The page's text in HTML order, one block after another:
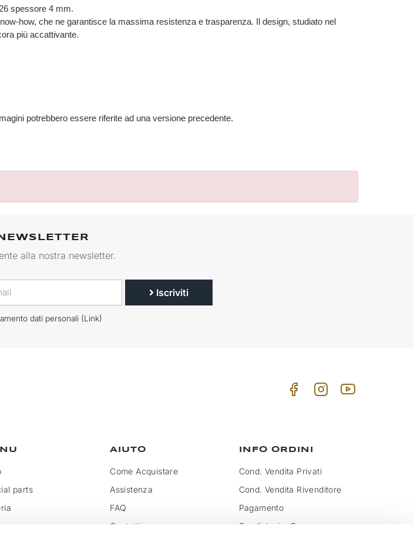
spessore 4 mm.
how, che ne garantisce la massima resistenza e trasparenza. Il design, studiato nel
più accattivante.
potrebbero essere riferite ad una versione precedente.
alla nostra newsletter.
Iscriviti
dati personali (Link)
parts
AIUTO
Come Acquistare
Assistenza
FAQ
Contatti
INFO ORDINI
Cond. Vendita Privati
Cond. Vendita Rivenditore
Pagamento
Spedizioni e Consegna